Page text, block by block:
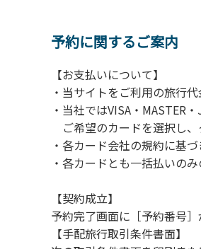
予約に関するご案内
【お支払いについて】
・当サイトをご利用の旅行
・当社ではVISA・MASTER
ご希望のカードを選択し、
・各カード会社の規約に基
・各カードとも一括払いの
【契約成立】
予約完了画面に［予約番号
【手配旅行取引条件書面】